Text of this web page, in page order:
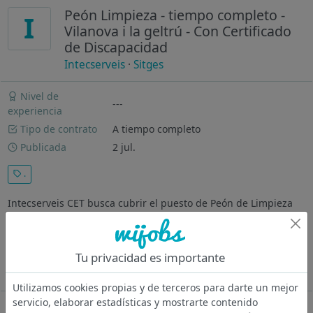
I
Peón Limpieza - tiempo completo -
Vilanova i la geltrú - Con Certificado
de Discapacidad
Intecserveis · Sitges
Nivel de
experiencia
---
Tipo de contrato
A tiempo completo
Publicada
2 jul.
.
Intecserveis CET busca cubrir el puesto de Peón de Limpieza
en Vilanova . Si eres una persona responsable y con ganas de
aportar, esta es tu oportunidad para un puesto de jornada
parcial donde podrás desempeñar tareas de limpieza en un
Ver más
Oferta desactivada
Tu privacidad es importante
Utilizamos cookies propias y de terceros para darte un mejor
servicio, elaborar estadísticas y mostrarte contenido